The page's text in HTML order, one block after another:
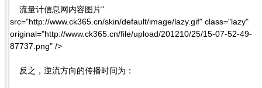
流量计信息网内容图片"
src="http://www.ck365.cn/skin/default/image/lazy.gif" class="lazy"
original="http://www.ck365.cn/file/upload/201210/25/15-07-52-49-
87737.png" />
反之，逆流方向的传播时间为：